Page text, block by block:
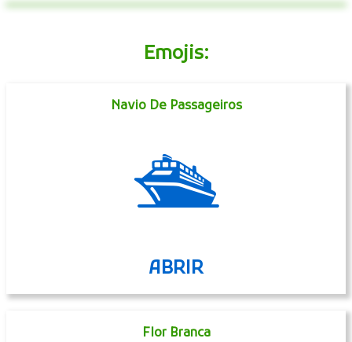
Emojis:
Navio De Passageiros
🛳
ABRIR
Flor Branca